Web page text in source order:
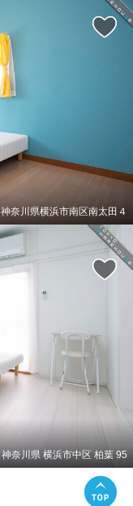
神奈川県横浜市南区南太田４
神奈川県 横浜市中区 柏葉 95